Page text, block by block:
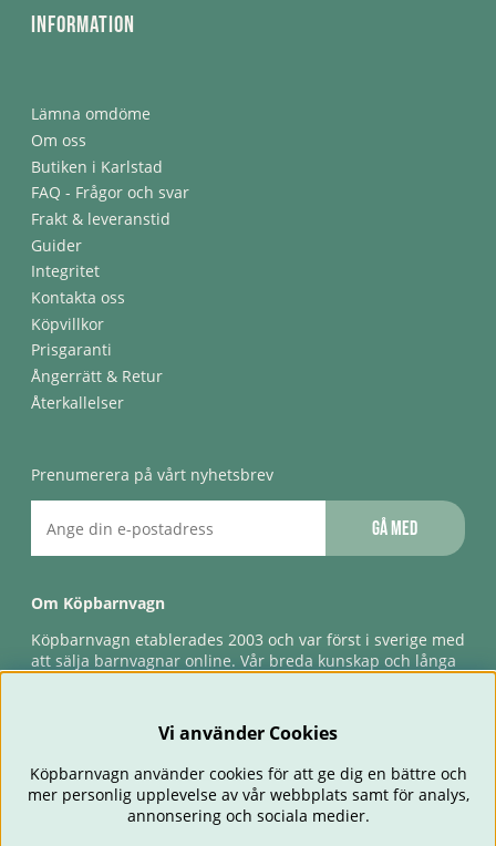
Information
Lämna omdöme
Om oss
Butiken i Karlstad
FAQ - Frågor och svar
Frakt & leveranstid
Guider
Integritet
Kontakta oss
Köpvillkor
Prisgaranti
Ångerrätt & Retur
Återkallelser
Prenumerera på vårt nyhetsbrev
Gå med
Om Köpbarnvagn
Köpbarnvagn etablerades 2003 och var först i sverige med
att sälja barnvagnar online. Vår breda kunskap och långa
förlossningsgaranti & förlängd ångerrätt.
Vi använder Cookies
Köpbarnvagn använder cookies för att ge dig en bättre och
mer personlig upplevelse av vår webbplats samt för analys,
annonsering och sociala medier.